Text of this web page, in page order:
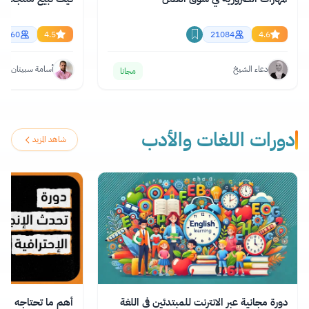
4.6
21084
دعاء الشيخ مجانا
4.5
أسامة سبيتان
دورات اللغات والأدب شاهد المزيد
دورة مجانية عبر الانترنت للمبتدئين في اللغة أهم ما تحتاجه من